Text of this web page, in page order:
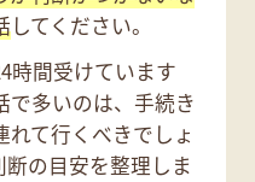
してください。
時間受けています
で多いのは、手続き
て行くべきでしょ
の目安を整理しま